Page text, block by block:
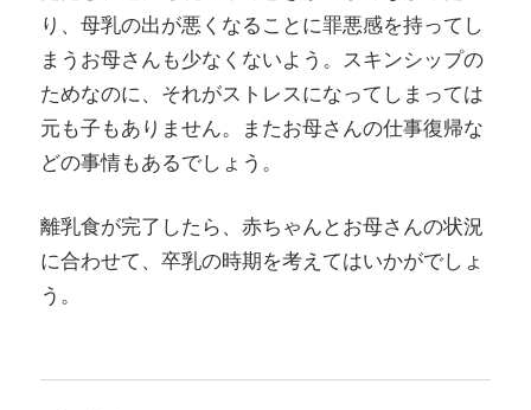
り、母乳の出が悪くなることに罪悪感を持ってし
まうお母さんも少なくないよう。スキンシップの
ためなのに、それがストレスになってしまっては
元も子もありません。またお母さんの仕事復帰な
どの事情もあるでしょう。
離乳食が完了したら、赤ちゃんとお母さんの状況
に合わせて、卒乳の時期を考えてはいかがでしょ
う。